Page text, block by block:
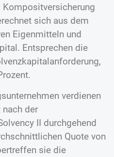
Kompositversicherung
sich aus dem
Eigenmitteln und
Entsprechen die
verdienen
der
II durchgehend
Quote von
sie die